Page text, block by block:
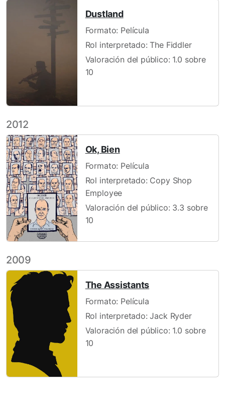
Dustland
Formato: Película
Rol interpretado: The Fiddler
Valoración del público: 1.0 sobre
10
2012
Ok, Bien
Formato: Película
Rol interpretado: Copy Shop
Employee
Valoración del público: 3.3 sobre
10
2009
The Assistants
Formato: Película
Rol interpretado: Jack Ryder
Valoración del público: 1.0 sobre
10